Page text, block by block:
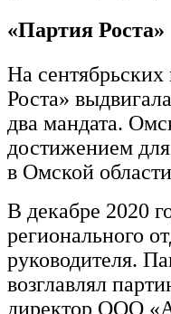
«Партия Роста»
На
Роста»
два мандата.
достижением
в Омской
В декабре 2020
регионального
руководителя.
возглавлял
директор ООО